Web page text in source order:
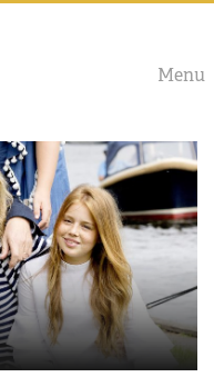
Menu